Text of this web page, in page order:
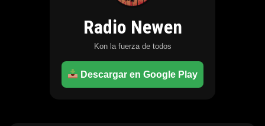
Radio Newen
Kon la fuerza de todos
Descargar en Google Play